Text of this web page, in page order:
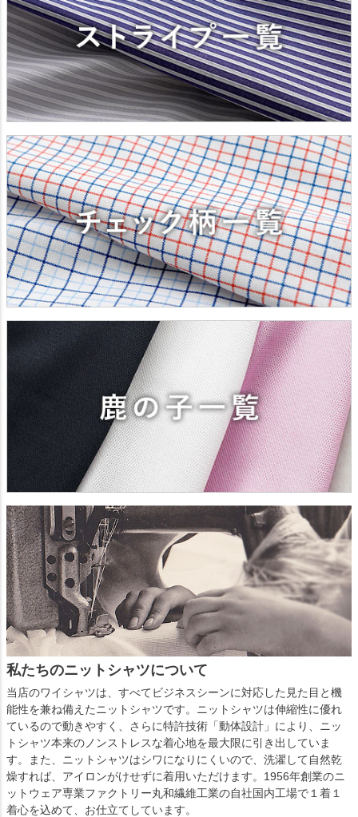
私たちのニットシャツについて
当店のワイシャツは、すべてビジネスシーンに対応した見た目と機
能性を兼ね備えたニットシャツです。ニットシャツは伸縮性に優れ
ているので動きやすく、さらに特許技術「動体設計」により、ニッ
トシャツ本来のノンストレスな着心地を最大限に引き出していま
す。また、ニットシャツはシワになりにくいので、洗濯して自然乾
燥すれば、アイロンがけせずに着用いただけます。1956年創業のニ
ットウェア専業ファクトリー丸和繊維工業の自社国内工場で１着１
着心を込めて、お仕立てしています。